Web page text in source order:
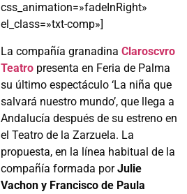
css_animation=»fadeInRight»
el_class=»txt-comp»]
La compañía granadina Claroscvro
Teatro presenta en Feria de Palma
su último espectáculo ‘La niña que
salvará nuestro mundo’, que llega a
Andalucía después de su estreno en
el Teatro de la Zarzuela. La
propuesta, en la línea habitual de la
compañía formada porJulie
Vachon y Francisco de Paula